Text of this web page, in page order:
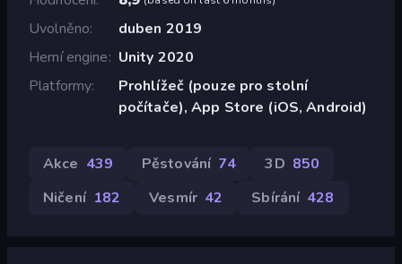
Uvolněno
duben 2019
Herní engine
Unity 2020
Platformy
Prohlížeč (pouze pro stolní
počítače), App Store (iOS, Android)
Akce 439 Pěstování 74 3D 850
Ničení 182 Vesmír 42 Sbírání 428